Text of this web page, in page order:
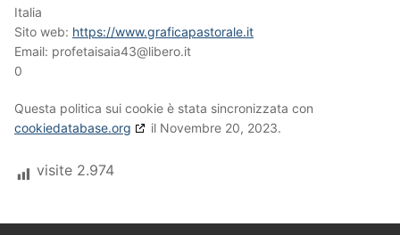
Italia
Sito web: https://www.graficapastorale.it
Email: profetaisaia43@libero.it
0
Questa politica sui cookie è stata sincronizzata con
cookiedatabase.org
il Novembre 20, 2023.
visite 2.974